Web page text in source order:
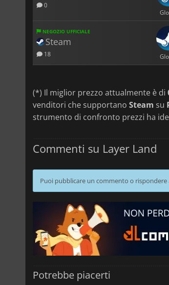
0
NEGOZIO UFFICIALE
Steam
18
(*) Il miglior prezzo attualmente è di
venditori che supportano Steam su
strumento di confronto prezzi ha
Commenti su Layer Land
Puoi pubblicare un commento o rispondere
Potrebbe piacerti